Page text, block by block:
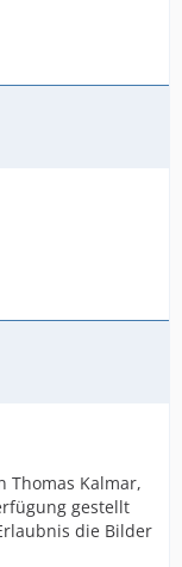
Thomas Kalmar,
gestellt
die Bilder